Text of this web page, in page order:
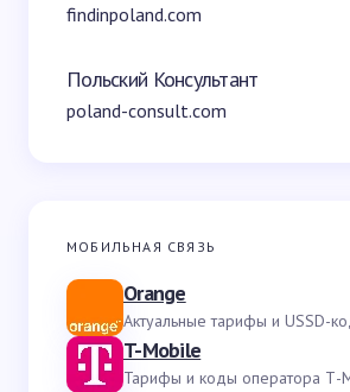
findinpoland.com
Польский Консультант
poland-consult.com
МОБИЛЬНАЯ СВЯЗЬ
Orange
Актуальные тарифы и USSD-
T-Mobile
Тарифы и коды оператора Т-